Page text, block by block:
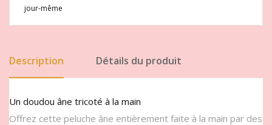
jour-même
Description Détails du produit
Un doudou âne tricoté à la main
Offrez cette peluche âne entièrement faite à la main par des